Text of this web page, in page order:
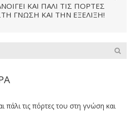
ΚΑΙ ΠΆΛΙ ΤΙΣ ΠΌΡΤΕΣ
ΓΝΏΣΗ ΚΑΙ ΤΗΝ ΕΞΈΛΙΞΗ!
πάλι τις πόρτες του στη γνώση και